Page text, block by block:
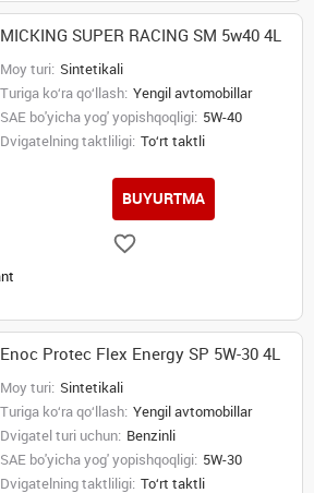
MICKING SUPER RACING SM 5w40 4L
Moy turi: Sintetikali
Turiga ko‘ra qo‘llash: Yengil avtomobillar
SAE bo'yicha yog' yopishqoqligi: 5W-40
Dvigatelning taktliligi: To‘rt taktli
BUYURTMA
Enoc Protec Flex Energy SP 5W-30 4L
Moy turi: Sintetikali
Turiga ko‘ra qo‘llash: Yengil avtomobillar
Dvigatel turi uchun: Benzinli
SAE bo'yicha yog' yopishqoqligi: 5W-30
Dvigatelning taktliligi: To‘rt taktli